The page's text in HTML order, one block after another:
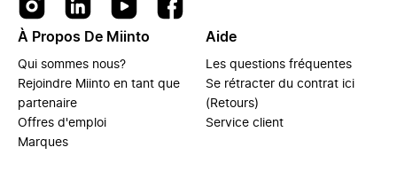
À Propos De Miinto
Qui sommes nous?
Rejoindre Miinto en tant que
partenaire
Offres d'emploi
Marques
Aide
Les questions fréquentes
Se rétracter du contrat ici
(Retours)
Service client